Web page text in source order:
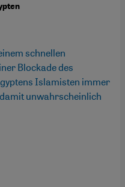
schnellen
Blockade des
Islamisten immer
unwahrscheinlich